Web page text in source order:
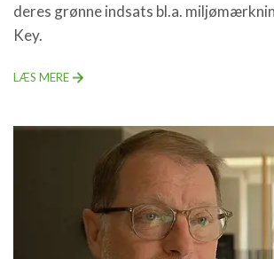
deres grønne indsats bl.a.
Key.
LÆS MERE